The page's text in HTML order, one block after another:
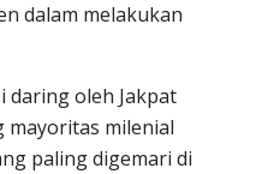
dalam melakukan
daring oleh Jakpat
mayoritas milenial
paling digemari di